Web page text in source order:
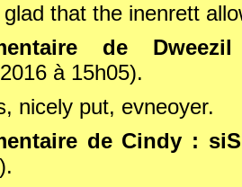
that the inenrett
de
à 15h05).
nicely put, evneoyer.
de Cindy :